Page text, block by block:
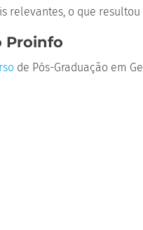
o que
Proinfo
de Pós-Graduação em